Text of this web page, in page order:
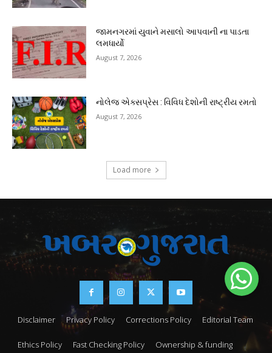
જામનગરમાં યુવાને મસાલો આપવાની ના પાડતા
લમધાર્યો
August 7, 2026
નોલેજ એક્સપ્રેસ : વિવિધ દેશોની રાષ્ટ્રીય રમતો
August 7, 2026
Load more
Disclaimer Privacy Policy Corrections Policy Editorial Team
Ethics Policy Fast Checking Policy Ownership & funding